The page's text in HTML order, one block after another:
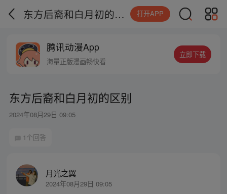
东方后裔和白月初的区别 打开APP
腾讯动漫App
海量正版漫画畅快看
立即下载
东方后裔和白月初的区别
2024年08月29日 09:05
1个回答
月光之翼
2024年08月29日 09:05